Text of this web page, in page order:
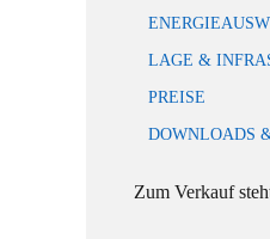
LAGE &
PREISE
DOWNLOADS
Zum Verkauf